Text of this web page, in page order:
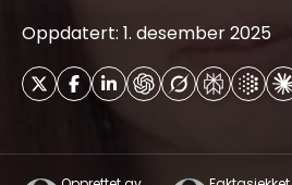
Oppdatert: 1. desember 2025